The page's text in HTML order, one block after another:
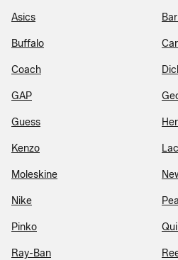
Asics
Buffalo
Coach
GAP
Guess
Kenzo
Moleskine
Nike
Pinko
Ray-Ban